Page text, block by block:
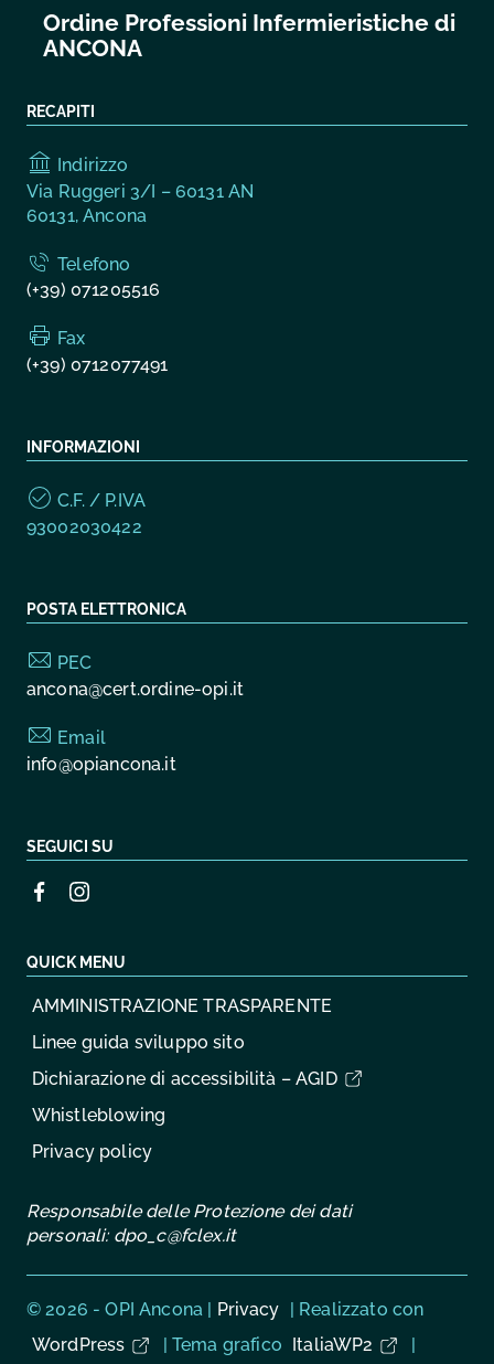
Ordine Professioni Infermieristiche di
ANCONA
RECAPITI
Indirizzo
Via Ruggeri 3/I – 60131 AN
60131, Ancona
Telefono
(+39) 071205516
Fax
(+39) 0712077491
INFORMAZIONI
C.F. / P.IVA
93002030422
POSTA ELETTRONICA
PEC
ancona@cert.ordine-opi.it
Email
info@opiancona.it
SEGUICI SU
QUICK MENU
AMMINISTRAZIONE TRASPARENTE
Linee guida sviluppo sito
Dichiarazione di accessibilità – AGID
Whistleblowing
Privacy policy
Responsabile delle Protezione dei dati
personali: dpo_c@fclex.it
Sezione Link Utili
© 2026 - OPI Ancona | Privacy
| Realizzato con
WordPress
Tema grafico ItaliaWP2